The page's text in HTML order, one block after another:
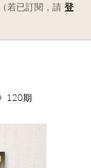
若已訂閱，請 登
120期